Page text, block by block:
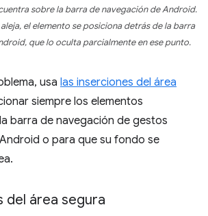
sobre la barra de navegación de Android.
el elemento se posiciona detrás de la barra
que lo oculta parcialmente en ese punto.
usa las inserciones del área
siempre los elementos
barra de navegación de gestos
o para que su fondo se
del área segura